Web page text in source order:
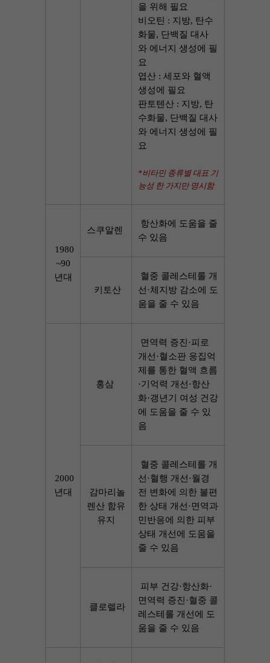
을 위해 필요
비오틴 : 지방, 탄수
화물, 단백질 대사
와 에너지 생성에 필
요
엽산 : 세포와 혈액
생성에 필요
판토텐산 : 지방, 탄
수화물, 단백질 대사
와 에너지 생성에 필
요
*비타민 종류별 대표 기
능성 한 가지만 명시함
1980
~90
년대
스쿠알렌
항산화에 도움을 줄
수 있음
키토산
혈중 콜레스테롤 개
선·체지방 감소에 도
움을 줄 수 있음
2000
년대
홍삼
면역력 증진·피로
개선·혈소판 응집억
제를 통한 혈액 흐름
·기억력 개선·항산
화·갱년기 여성 건강
에 도움을 줄 수 있
음
감마리놀
렌산 함유
유지
선·혈행 개선·월경
전 변화에 의한 불편
한 상태 개선·면역과
민반응에 의한 피부
상태 개선에 도움을
줄 수 있음
클로렐라
피부 건강·항산화·
면역력 증진·혈중 콜
레스테롤 개선에 도
움을 줄 수 있음